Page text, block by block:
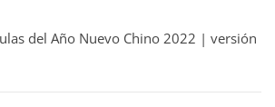
del Año Nuevo Chino 2022 | versión